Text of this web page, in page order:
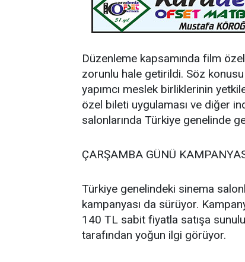
Düzenleme kapsamında film
zorunlu hale getirildi. Söz
yapımcı meslek birliklerinin
özel bileti uygulaması ve diğer
salonlarında Türkiye genelinde
ÇARŞAMBA GÜNÜ
Türkiye genelindeki sinema
kampanyası da sürüyor.
140 TL sabit fiyatla satışa
tarafından yoğun ilgi görüyor.